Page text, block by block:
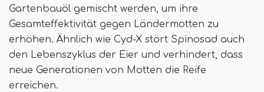
Gartenbauöl gemischt werden, um ihre
Gesamteffektivität gegen Ländermotten zu
erhöhen. Ähnlich wie Cyd-X stört Spinosad auch
den Lebenszyklus der Eier und verhindert, dass
neue Generationen von Motten die Reife
erreichen.